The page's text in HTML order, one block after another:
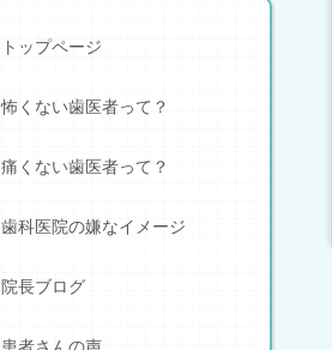
トップページ
怖くない歯医者って？
痛くない歯医者って？
歯科医院の嫌なイメージ
院長ブログ